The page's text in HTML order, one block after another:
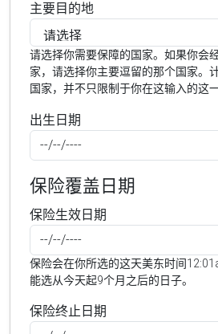
主要目的地
请选择你需要保障的国家。如果你会
家，请选择你主要逗留的那个国家。
国家，并不只限制于你在这输入的这
出生日期
保险覆盖日期
保险生效日期
保险会在你所选的这天美东时间
能选从今天起9个月之后的日子。
保险终止日期